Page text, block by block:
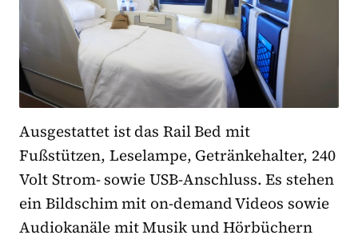
Ausgestattet ist das Rail Bed mit
Fußstützen, Leselampe, Getränkehalter, 240
Volt Strom- sowie USB-Anschluss. Es stehen
ein Bildschim mit on-demand Videos sowie
Audiokanäle mit Musik und Hörbüchern